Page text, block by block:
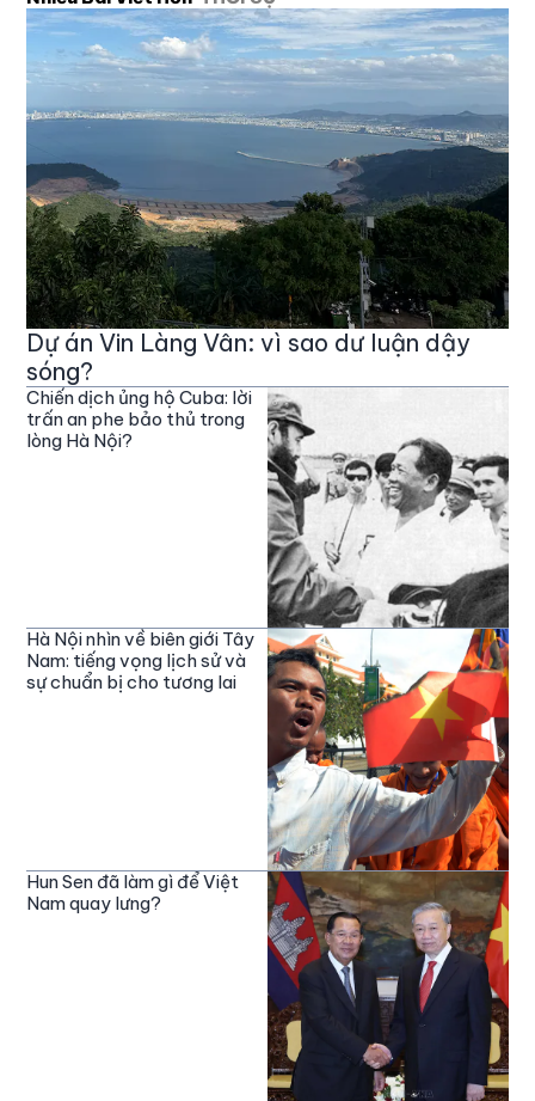
Dự án Vin Làng Vân: vì sao dư luận dậy
sóng?
Chiến dịch ủng hộ Cuba: lời
trấn an phe bảo thủ trong
lòng Hà Nội?
Hà Nội nhìn về biên giới Tây
Nam: tiếng vọng lịch sử và
sự chuẩn bị cho tương lai
Hun Sen đã làm gì để Việt
Nam quay lưng?